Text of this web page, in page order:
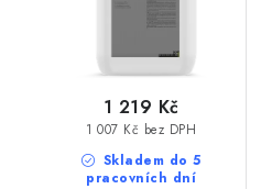
Skladem do 5
pracovních dní
1 007 Kč bez DPH
1 219 Kč